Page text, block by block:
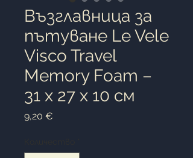
Възглавница за
пътуване Le Vele
Visco Travel
Memory Foam –
31 x 27 x 10 см
9,20 €